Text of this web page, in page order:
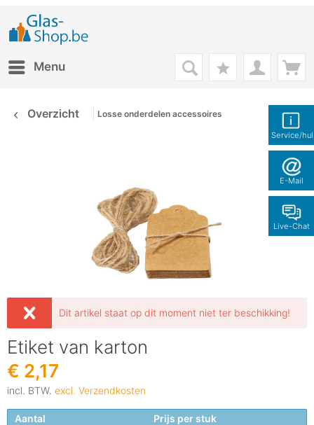
Service/
E-Mail
Live-Chat
Menu
Overzicht Losse onderdelen accessoires
Dit artikel staat op dit moment niet ter beschikking!
Etiket van karton
€ 2,17
incl. BTW. excl. Verzendkosten
Aantal
Prijs per stuk